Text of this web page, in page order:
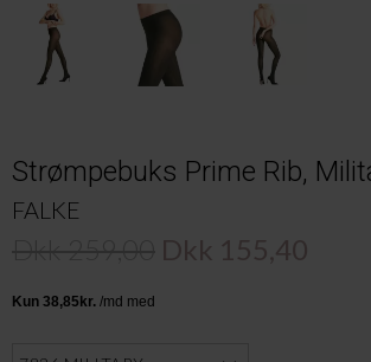
Strømpebuks Prime Rib,
FALKE
Dkk 155,40